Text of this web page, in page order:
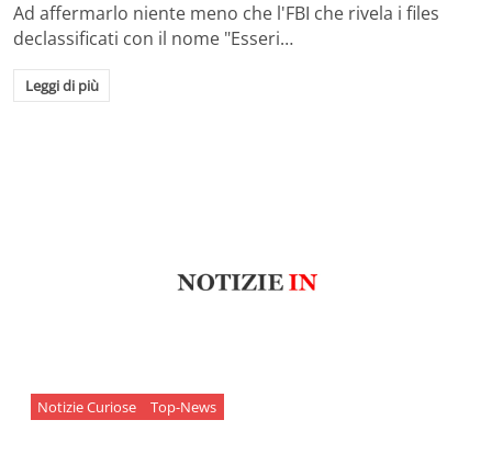
Ad affermarlo niente meno che l'FBI che rivela i files
declassificati con il nome "Esseri…
Leggi di più
Notizie Curiose Top-News